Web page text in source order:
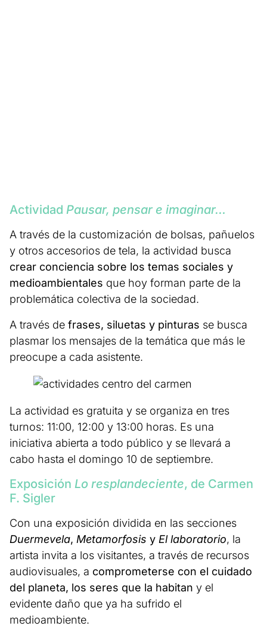
Actividad Pausar, pensar e imaginar…
A través de la customización de bolsas, pañuelos
y otros accesorios de tela, la actividad busca
crear conciencia sobre los temas sociales y
medioambientales que hoy forman parte de la
problemática colectiva de la sociedad.
A través de frases, siluetas y pinturas se busca
plasmar los mensajes de la temática que más le
preocupe a cada asistente.
La actividad es gratuita y se organiza en tres
turnos: 11:00, 12:00 y 13:00 horas. Es una
iniciativa abierta a todo público y se llevará a
cabo hasta el domingo 10 de septiembre.
Exposición Lo resplandeciente, de Carmen
F. Sigler
Con una exposición dividida en las secciones
Duermevela, Metamorfosis y El laboratorio, la
artista invita a los visitantes, a través de recursos
audiovisuales, a comprometerse con el cuidado
del planeta, los seres que la habitan y el
evidente daño que ya ha sufrido el
medioambiente.